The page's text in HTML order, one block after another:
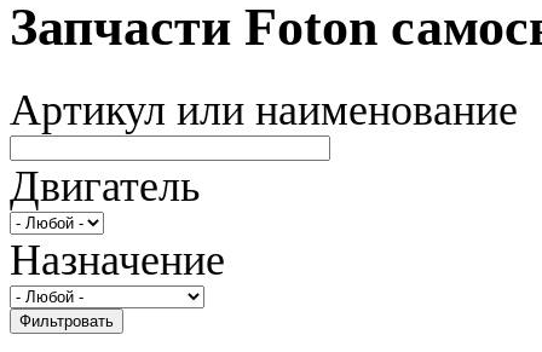
Запчасти Foton
Артикул или наименование
Двигатель
Назначение
Фильтровать